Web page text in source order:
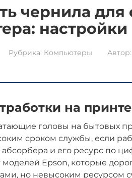
чернила для
Рубрика: Компьютеры Автор:
на
головы на бытовых
сроком службы, если
и его ресурс по
моделей Epson, которые
но невысоким ресурсом